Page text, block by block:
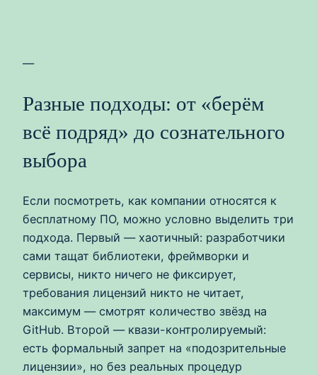
—
Разные подходы: от «берём
всё подряд» до сознательного
выбора
Если посмотреть, как компании относятся к
бесплатному ПО, можно условно выделить три
подхода. Первый — хаотичный: разработчики
сами тащат библиотеки, фреймворки и
сервисы, никто ничего не фиксирует,
требования лицензий никто не читает,
максимум — смотрят количество звёзд на
GitHub. Второй — квази-контролируемый:
есть формальный запрет на «подозрительные
лицензии», но без реальных процедур